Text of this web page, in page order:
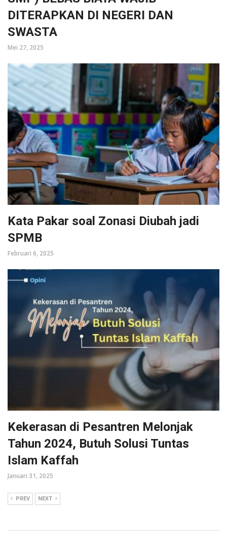
DITERAPKAN DI NEGERI DAN
SWASTA
Mei 27, 2025
Kata Pakar soal Zonasi Diubah jadi
SPMB
Februari 6, 2025
Kekerasan di Pesantren Melonjak
Tahun 2024, Butuh Solusi Tuntas
Islam Kaffah
Januari 31, 2025
PREV NEXT